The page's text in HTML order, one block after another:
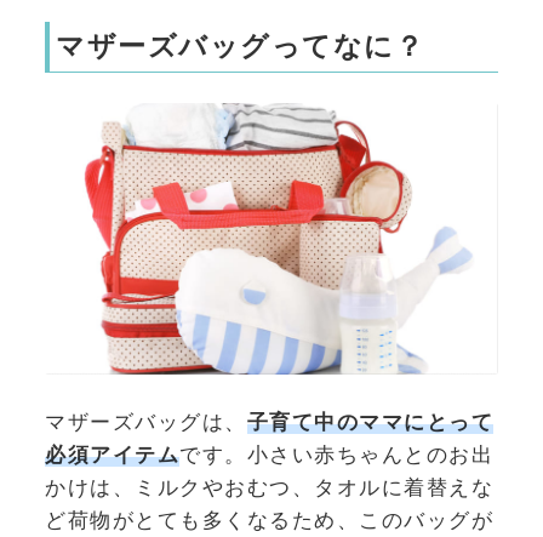
マザーズバッグってなに？
マザーズバッグは、 子育て中のママにとって
必須アイテムです。小さい赤ちゃんとのお出
かけは、ミルクやおむつ、タオルに着替えな
ど荷物がとても多くなるため、このバッグが